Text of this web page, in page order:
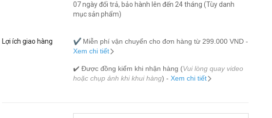
07 ngày đổi trả, bảo hành lên đến 24 tháng (Tùy danh
mục sản phẩm)
Lợi ích giao hàng ✔️ Miễn phí vận chuyển cho đơn hàng từ 299.000 VND -
Xem chi tiết
✔️ Được đồng kiểm khi nhận hàng (Vui lòng quay video
hoặc chụp ảnh khi khui hàng) - Xem chi tiết